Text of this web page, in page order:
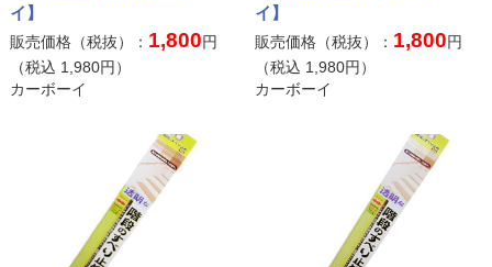
イ】
販売価格（税抜）： 1,800円
（税込 1,980円）
カーボーイ
イ】
販売価格（税抜）： 1,800円
（税込 1,980円）
カーボーイ